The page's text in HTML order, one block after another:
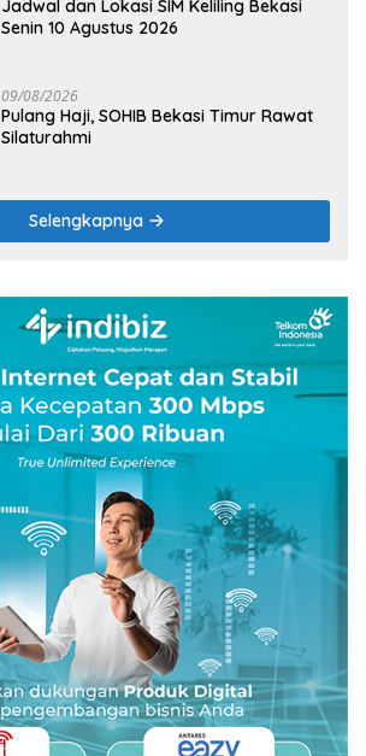
Jadwal dan Lokasi SIM Keliling Bekasi
Senin 10 Agustus 2026
09/08/2026
Pulang Haji, SOHIB Bekasi Timur Rawat
Silaturahmi
Selengkapnya